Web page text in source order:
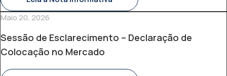
Maio 20, 2026
Sessão de Esclarecimento – Declaração de
Colocação no Mercado